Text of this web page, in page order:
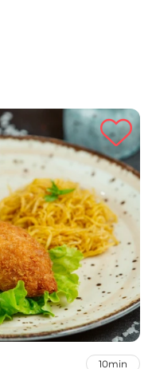
10min